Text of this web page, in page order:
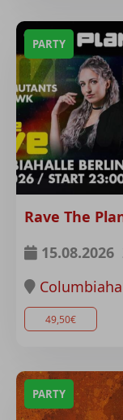
PARTY
Rave The
15.08.2026
49,50€
PARTY